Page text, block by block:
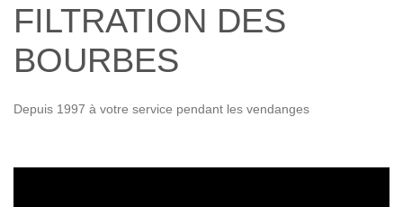
FILTRATION DES
BOURBES
Depuis 1997 à votre service pendant les vendanges